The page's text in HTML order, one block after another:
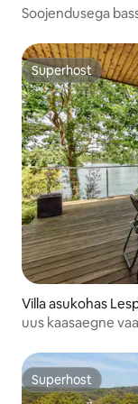
Soojendusega
Superhost
Superhost
Villa asukohas
uus kaasaegne
Superhost
Superhost